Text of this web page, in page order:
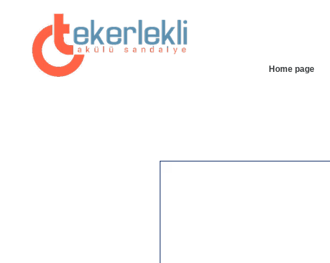
Home page